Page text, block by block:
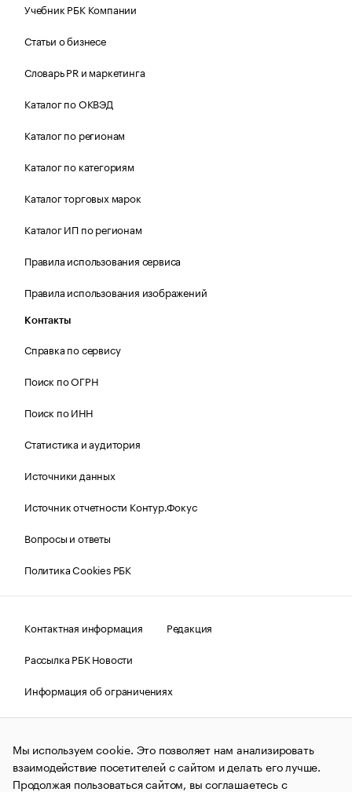
Учебник РБК Компании
Статьи о бизнесе
Словарь PR и маркетинга
Каталог по ОКВЭД
Каталог по регионам
Каталог по категориям
Каталог торговых марок
Каталог ИП по регионам
Правила использования сервиса
Правила использования изображений
Контакты
Справка по сервису
Поиск по ОГРН
Поиск по ИНН
Статистика и аудитория
Источники данных
Источник отчетности Контур.Фокус
Вопросы и ответы
Политика Cookies РБК
Контактная информация
Редакция
Рассылка РБК Новости
Информация об ограничениях
Правовая информация
О соблюдении авторских прав
© АО «РОСБИЗНЕСКОНСАЛТИНГ»,1995–2026.Сообщения
и материалы информационного агентства «РБК»
(зарегистрировано Федеральной службой по надзору в сфере
связи, информационных технологий и массовых
Мы используем cookie. Это позволяет нам анализировать
взаимодействие посетителей с сайтом и делать его лучше.
Продолжая пользоваться сайтом, вы соглашаетесь с